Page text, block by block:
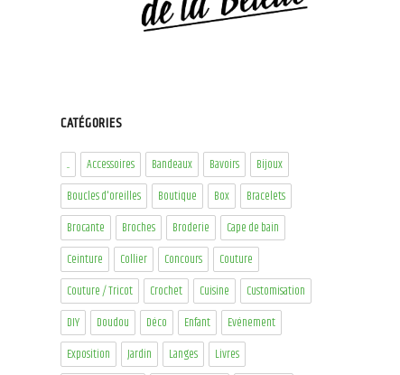
CATÉGORIES
... Accessoires Bandeaux Bavoirs
Bijoux
Boucles d'oreilles
Boutique Box
Bracelets
Brocante
Broches Broderie
Cape de bain
Ceinture
Collier Concours
Couture
Couture / Tricot
Crochet Cuisine
Customisation
DIY
Doudou Déco Enfant
Evénement
Exposition
Jardin Langes
Livres